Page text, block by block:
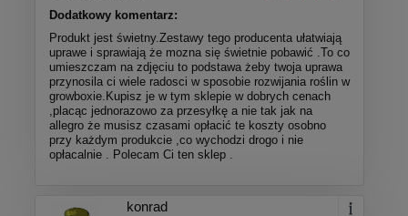
Dodatkowy komentarz:
Produkt jest świetny.Zestawy tego producenta ułatwiają
uprawe i sprawiają że mozna się świetnie pobawić .To co
umieszczam na zdjęciu to podstawa żeby twoja uprawa
przynosila ci wiele radosci w sposobie rozwijania roślin w
growboxie.Kupisz je w tym sklepie w dobrych cenach
,placąc jednorazowo za przesyłkę a nie tak jak na
allegro że musisz czasami opłacić te koszty osobno
przy każdym produkcie ,co wychodzi drogo i nie
opłacalnie . Polecam Ci ten sklep .
konrad